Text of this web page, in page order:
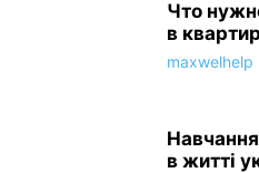
Что
в
maxwelhelp
в житті